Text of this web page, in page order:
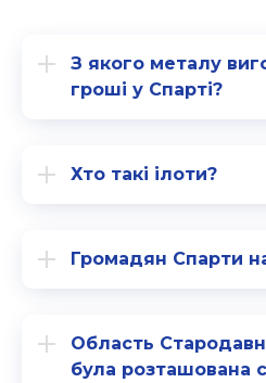
З якого металу
гроші у Спарті?
Хто такі ілоти?
Громадян Спарти
Область
була розташована